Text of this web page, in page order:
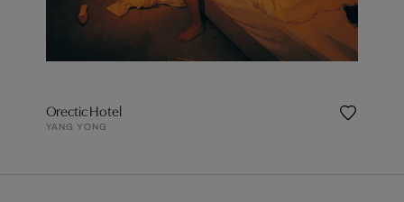
Orectic Hotel
YANG YONG